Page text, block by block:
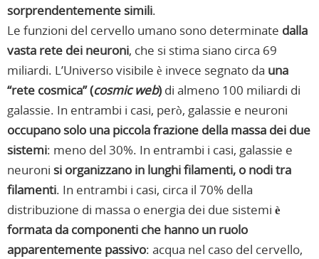
sorprendentemente simili.
Le funzioni del cervello umano sono determinate dalla
vasta rete dei neuroni, che si stima siano circa 69
miliardi. L’Universo visibile è invece segnato da una
“rete cosmica” (cosmic web) di almeno 100 miliardi di
galassie. In entrambi i casi, però, galassie e neuroni
occupano solo una piccola frazione della massa dei due
sistemi: meno del 30%. In entrambi i casi, galassie e
neuroni si organizzano in lunghi filamenti, o nodi tra
filamenti. In entrambi i casi, circa il 70% della
distribuzione di massa o energia dei due sistemi è
formata da componenti che hanno un ruolo
apparentemente passivo: acqua nel caso del cervello,